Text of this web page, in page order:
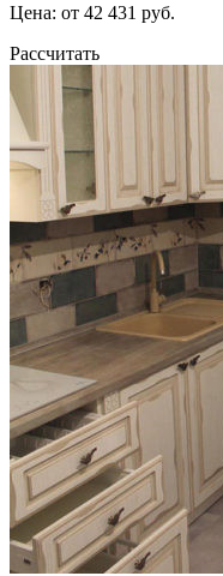
Цена: от 42 431 руб.
Рассчитать